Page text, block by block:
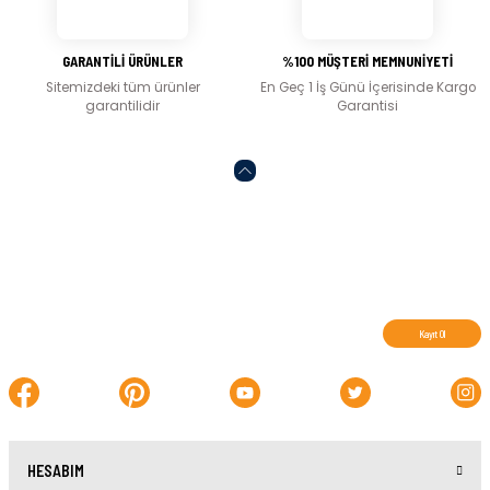
GARANTİLİ ÜRÜNLER
Sitemizdeki tüm ürünler
garantilidir
%100 MÜŞTERİ MEMNUNİYETİ
En Geç 1 İş Günü İçerisinde Kargo
Garantisi
Kayıt Ol
HESABIM